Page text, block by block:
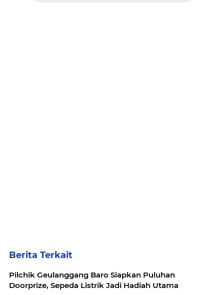
Berita Terkait
Pilchik Geulanggang Baro Siapkan Puluhan
Doorprize, Sepeda Listrik Jadi Hadiah Utama